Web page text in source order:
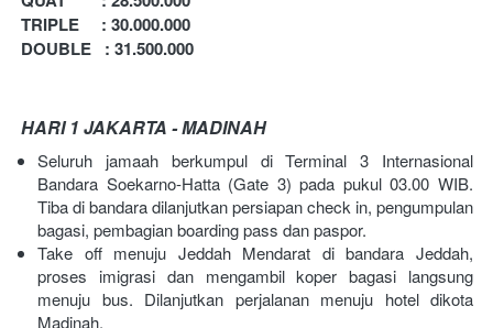
TRIPLE     : 30.000.000
DOUBLE   : 31.500.000
HARI 1 JAKARTA - MADINAH
Seluruh jamaah berkumpul di Terminal 3 Internasional
Bandara Soekarno-Hatta (Gate 3) pada pukul 03.00 WIB.
Tiba di bandara dilanjutkan persiapan check in, pengumpulan
bagasi, pembagian boarding pass dan paspor.
Take off menuju Jeddah Mendarat di bandara Jeddah,
proses imigrasi dan mengambil koper bagasi langsung
menuju bus. Dilanjutkan perjalanan menuju hotel dikota
Madinah.